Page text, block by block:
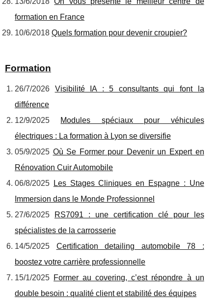
formation en France
10/6/2018 Quels formation pour devenir croupier?
Formation
26/7/2026 Visibilité IA : 5 consultants qui font la
différence
12/9/2025 Modules spéciaux pour véhicules
électriques : La formation à Lyon se diversifie
05/9/2025 Où Se Former pour Devenir un Expert en
Rénovation Cuir Automobile
06/8/2025 Les Stages Cliniques en Espagne : Une
Immersion dans le Monde Professionnel
27/6/2025
RS7091 : une certification clé pour les
spécialistes de la carrosserie
14/5/2025 Certification detailing automobile 78 :
boostez votre carrière professionnelle
15/1/2025 Former au covering, c’est répondre à un
double besoin : qualité client et stabilité des équipes